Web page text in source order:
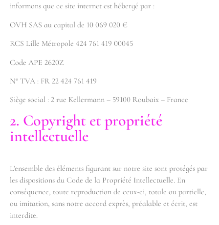
informons que ce site internet est hébergé par :
OVH SAS au capital de 10 069 020 €
RCS Lille Métropole 424 761 419 00045
Code APE 2620Z
N° TVA : FR 22 424 761 419
Siège social : 2 rue Kellermann – 59100 Roubaix – France
2. Copyright et propriété
intellectuelle
L’ensemble des éléments figurant sur notre site sont protégés par
les dispositions du Code de la Propriété Intellectuelle. En
conséquence, toute reproduction de ceux-ci, totale ou partielle,
ou imitation, sans notre accord exprès, préalable et écrit, est
interdite.